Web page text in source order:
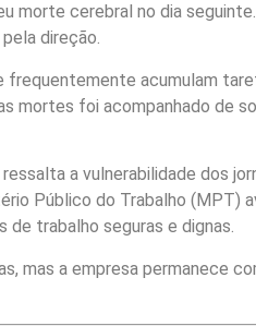
morte cerebral no dia
direção.
acumulam
mortes foi acompanhado de
a vulnerabilidade dos
Público do Trabalho (MPT)
de trabalho seguras e dignas.
mas a empresa permanece